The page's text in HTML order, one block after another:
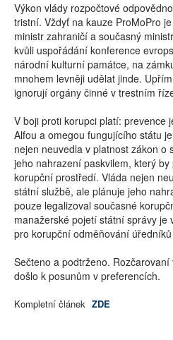
Výkon vlády rozpočtové
tristní. Vždyť na kauze ProMoPro
ministr zahraničí a současný
kvůli uspořádání konference
národní kulturní památce, na
mnohem levněji udělat jinde.
ignorují orgány činné v trestním
V boji proti korupci platí: prevence
Alfou a omegou fungujícího státu
nejen neuvedla v platnost zákon o
jeho nahrazení paskvilem, který
korupční prostředí. Vláda nejen
státní službě, ale plánuje jeho
pouze legalizoval současné
manažerské pojetí státní správy je
pro korupční odměňování
Sečteno a podtrženo.
došlo k posunům v preferencích.
Kompletní článek ZDE